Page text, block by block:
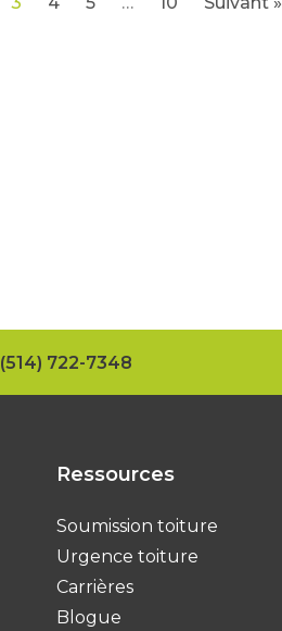
(514) 722-7348
Ressources
Soumission toiture
Urgence toiture
Carrières
Blogue